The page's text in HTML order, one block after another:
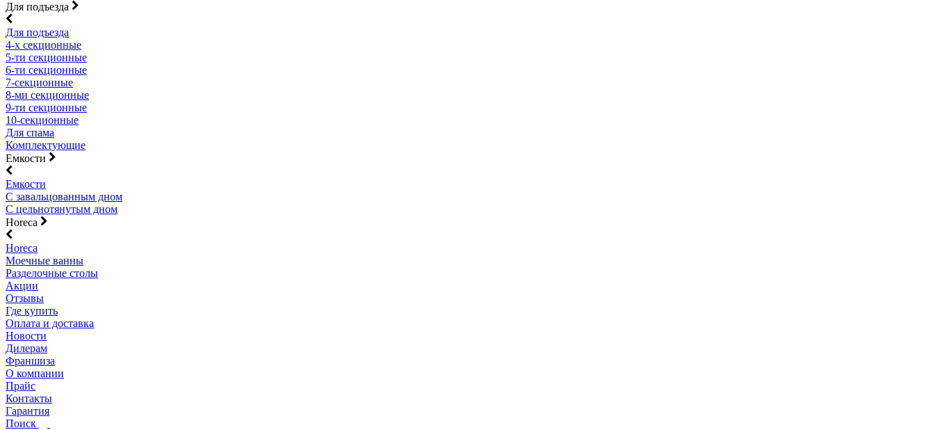
Для подъезда
Для подъезда
4-х секционные
5-ти секционные
6-ти секционные
7-секционные
8-ми секционные
9-ти секционные
10-секционные
Для спама
Комплектующие
Емкости
Емкости
С завальцованным дном
С цельнотянутым дном
Horeca
Horeca
Моечные ванны
Разделочные столы
Акции
Отзывы
Где купить
Оплата и доставка
Новости
Дилерам
Франшиза
О компании
Прайс
Контакты
Гарантия
Поиск